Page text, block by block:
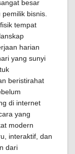
besar
bisnis.
tempat
harian
yang sunyi
beristirahat
di internet
yang
modern
interaktif, dan
dari